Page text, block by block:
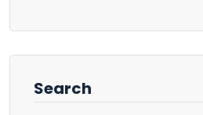
Search